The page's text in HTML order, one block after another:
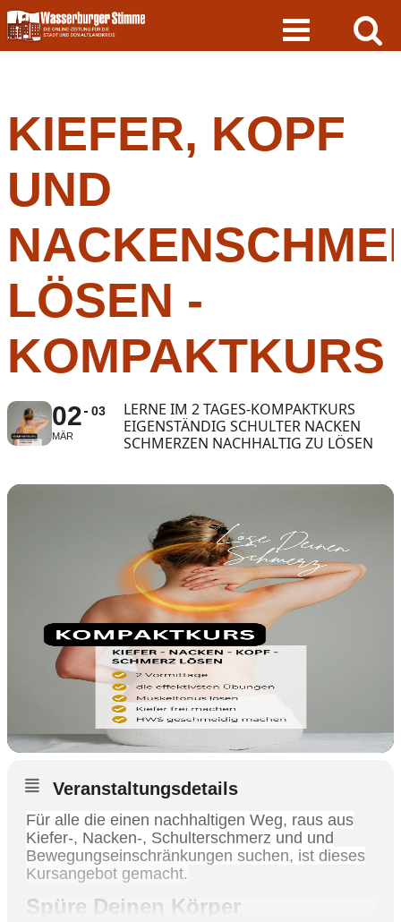
Skip
to
content
KIEFER, KOPF
UND
LÖSEN -
KOMPAKTKURS
02
MÄR
03
LERNE IM 2 TAGES-KOMPAKTKURS
EIGENSTÄNDIG SCHULTER NACKEN
SCHMERZEN NACHHALTIG ZU LÖSEN
Veranstaltungsdetails
Für alle die einen nachhaltigen Weg, raus aus
Kiefer-, Nacken-, Schulterschmerz und und
Bewegungseinschränkungen suchen, ist dieses
Kursangebot gemacht.
Spüre Deinen Körper